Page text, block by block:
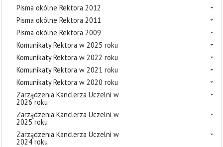
Pisma okólne Rektora 2012
Pisma okólne Rektora 2011
Pisma okólne Rektora 2009
Komunikaty Rektora w 2025 roku
Komunikaty Rektora w 2022 roku
Komunikaty Rektora w 2021 roku
Komunikaty Rektora w 2020 roku
Zarządzenia Kanclerza Uczelni w
2026 roku
Zarządzenia Kanclerza Uczelni w
2025 roku
Zarządzenia Kanclerza Uczelni w
2024 roku